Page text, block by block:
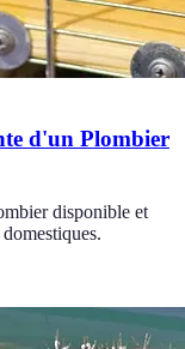
d'un Plombier
disponible et